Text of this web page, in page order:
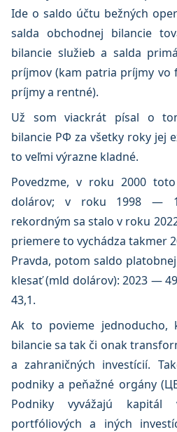
Ide o saldo účtu bežných
salda obchodnej bilancie
bilancie služieb a salda
príjmov (kam patria príjmy vo
príjmy a rentné).
Už som viackrát písal o
bilancie РФ za všetky roky jej
to veľmi výrazne kladné.
Povedzme, v roku 2000
dolárov; v roku 1998 —
rekordným sa stalo v roku
priemere to vychádza takmer
Pravda, potom saldo
klesať (mld dolárov): 2023 —
43,1.
Ak to povieme jednoducho,
bilancie sa tak či onak
a zahraničných investícií.
podniky a peňažné orgány
Podniky vyvážajú
portfóliových a iných